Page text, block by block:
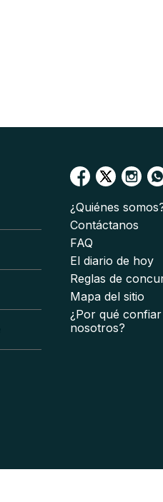
¿Quiénes
Contáctanos
FAQ
El diario de hoy
Reglas de
Mapa del sitio
¿Por qué
nosotros?